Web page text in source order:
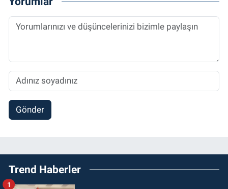
Gönder
Trend Haberler
1